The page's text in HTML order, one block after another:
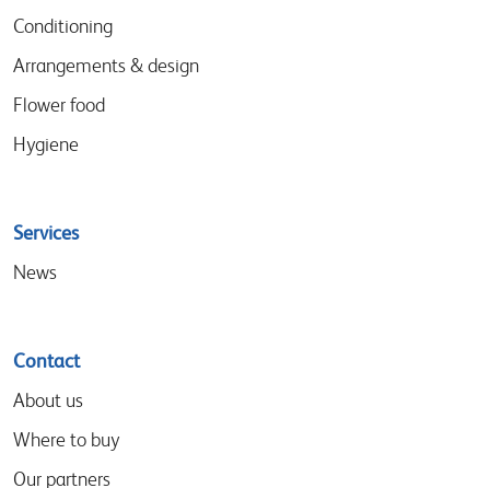
Conditioning
Arrangements & design
Flower food
Hygiene
Services
News
Contact
About us
Where to buy
Our partners